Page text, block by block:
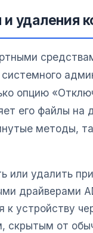
удаления
опцию
его файлы на
методы,
или удалить
драйверами
к устройству
скрытым от